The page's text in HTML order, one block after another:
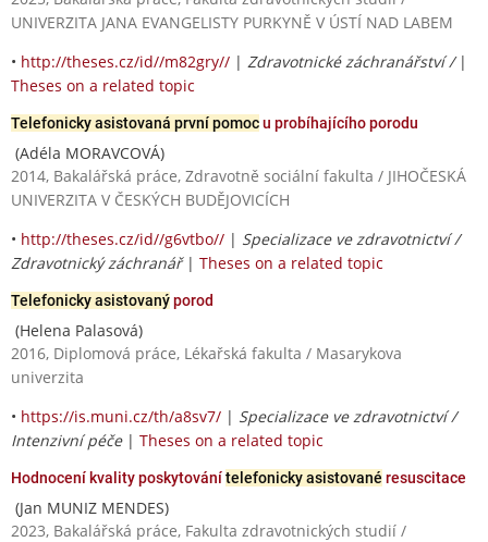
UNIVERZITA JANA EVANGELISTY PURKYNĚ V ÚSTÍ NAD LABEM
• http://theses.cz/id//m82gry// | Zdravotnické záchranářství / |
Theses on a related topic
Telefonicky asistovaná první pomocu probíhajícího porodu
(Adéla MORAVCOVÁ)
2014, Bakalářská práce, Zdravotně sociální fakulta / JIHOČESKÁ
UNIVERZITA V ČESKÝCH BUDĚJOVICÍCH
• http://theses.cz/id//g6vtbo// | Specializace ve zdravotnictví /
Zdravotnický záchranář| Theses on a related topic
Telefonicky asistovanýporod
(Helena Palasová)
2016, Diplomová práce, Lékařská fakulta / Masarykova
univerzita
• https://is.muni.cz/th/a8sv7/ | Specializace ve zdravotnictví /
Intenzivní péče| Theses on a related topic
Hodnocení kvality poskytovánítelefonicky asistované resuscitace
(Jan MUNIZ MENDES)
2023, Bakalářská práce, Fakulta zdravotnických studií /